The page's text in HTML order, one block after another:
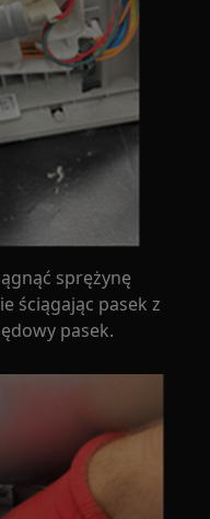
sprężynę
ściągając pasek z
pasek.